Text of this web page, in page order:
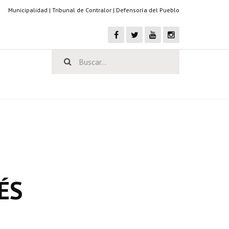
Municipalidad | Tribunal de Contralor | Defensoría del Pueblo